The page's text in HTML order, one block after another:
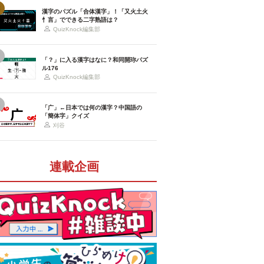
漢字のパズル「合体漢字」！「又火土火
忄言」でできる二字熟語は？
QuizKnock編集部
「？」に入る漢字はなに？和同開珎パズ
ル176
QuizKnock編集部
「广」←日本では何の漢字？中国語の
「簡体字」クイズ
刈谷
連載企画